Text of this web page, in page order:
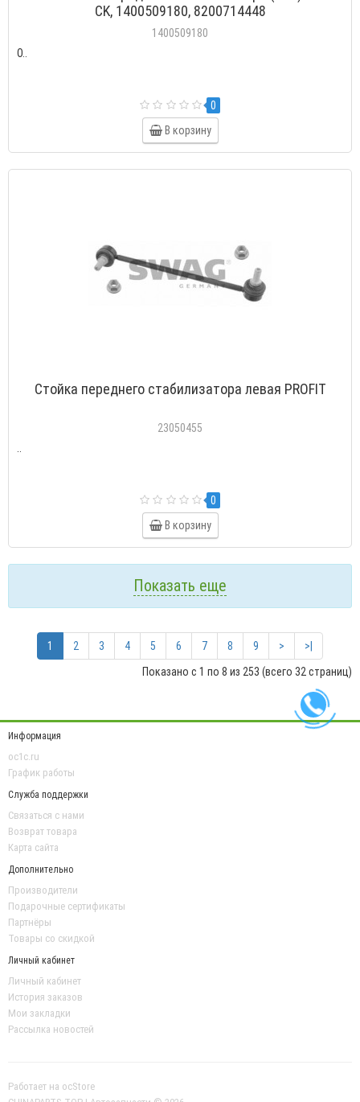
CK, 1400509180, 8200714448
1400509180
О..
0
В корзину
Стойка переднего стабилизатора левая PROFIT
23050455
..
0
В корзину
Показать еще
1 2 3 4 5 6 7 8 9 >
>|
Показано с 1 по 8 из 253 (всего 32 страниц)
Информация
oc1c.ru
График работы
Служба поддержки
Связаться с нами
Возврат товара
Карта сайта
Дополнительно
Производители
Подарочные сертификаты
Партнёры
Товары со скидкой
Личный кабинет
Личный кабинет
История заказов
Мои закладки
Рассылка новостей
Работает на ocStore